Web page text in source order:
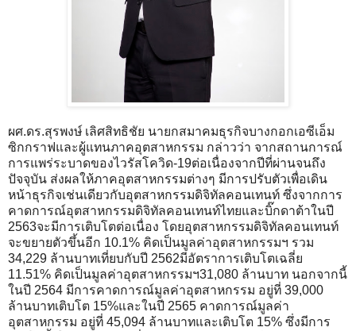
ผศ.ดร.สุรพงษ์ เลิศสิทธิชัย นายกสมาคมธุรกิจบางกอกเอซีเอ็ม
ซิกกราฟและผู้แทนภาคอุตสาหกรรม กล่าวว่า จากสถานการณ์
การแพร่ระบาดของไวรัสโควิด-19ต่อเนื่องจากปีที่ผ่านจนถึง
ปัจจุบัน ส่งผลให้ภาคอุตสาหกรรมต่างๆ มีการปรับตัวเพื่อเดิน
หน้าธุรกิจเช่นเดียวกับอุตสาหกรรมดิจิทัลคอนเทนท์ ซึ่งจากการ
คาดการณ์อุตสาหกรรมดิจิทัลคอนเทนท์ไทยและบิ๊กดาต้าในปี
2563จะมีการเติบโตต่อเนื่อง โดยอุตสาหกรรมดิจิทัลคอนเทนท์
จะขยายตัวขึ้นอีก 10.1% คิดเป็นมูลค่าอุตสาหกรรมฯ รวม
34,229 ล้านบาทเที่ยบกับปี 2562มีอัตราการเติบโตเฉลี่ย
11.51% คิดเป็นมูลค่าอุตสาหกรรมฯ31,080 ล้านบาท นอกจากนี้
ในปี 2564 มีการคาดการณ์มูลค่าอุตสาหกรรม อยู่ที่ 39,000
ล้านบาทเติบโต 15%และในปี 2565 คาดการณ์มูลค่า
อุตสาหกรรม อยู่ที่ 45,094 ล้านบาทและเติบโต 15% ซึ่งมีการ